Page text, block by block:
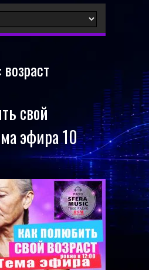
возраст
свой
эфира 10